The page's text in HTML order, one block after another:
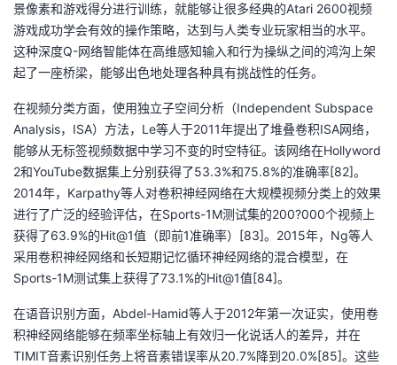
景像素和游戏得分进行训练，就能够让很多经典的Atari 2600视频
游戏成功学会有效的操作策略，达到与人类专业玩家相当的水平。
这种深度Q-网络智能体在高维感知输入和行为操纵之间的鸿沟上架
起了一座桥梁，能够出色地处理各种具有挑战性的任务。
在视频分类方面，使用独立子空间分析（Independent Subspace
Analysis，ISA）方法，Le等人于2011年提出了堆叠卷积ISA网络，
能够从无标签视频数据中学习不变的时空特征。该网络在Hollyword
2和YouTube数据集上分别获得了53.3%和75.8%的准确率[82]。
2014年，Karpathy等人对卷积神经网络在大规模视频分类上的效果
进行了广泛的经验评估，在Sports-1M测试集的200?000个视频上
获得了63.9%的Hit@1值（即前1准确率）[83]。2015年，Ng等人
采用卷积神经网络和长短期记忆循环神经网络的混合模型，在
Sports-1M测试集上获得了73.1%的Hit@1值[84]。
在语音识别方面，Abdel-Hamid等人于2012年第一次证实，使用卷
积神经网络能够在频率坐标轴上有效归一化说话人的差异，并在
TIMIT音素识别任务上将音素错误率从20.7%降到20.0%[85]。这些